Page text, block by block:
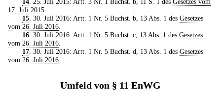
17. Juli 2015
15. 30. Juli 2016: Artt. 1 Nr. 5 Buchst. b, 13 Abs. 1 des Gesetzes
vom 26. Juli 2016
16. 30. Juli 2016: Artt. 1 Nr. 5 Buchst. c, 13 Abs. 1 des Gesetzes
vom 26. Juli 2016
17. 30. Juli 2016: Artt. 1 Nr. 5 Buchst. d, 13 Abs. 1 des Gesetzes
vom 26. Juli 2016
Umfeld von § 11 EnWG